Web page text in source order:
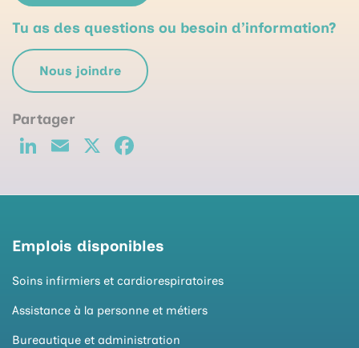
Tu as des questions ou besoin d’information?
Nous joindre
Li
k
d
I
n
E
ai
X
c
b
o
k
Emplois disponibles
Soins infirmiers et cardiorespiratoires
Assistance à la personne et métiers
Bureautique et administration